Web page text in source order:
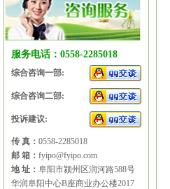
服务电话：0558-2285018
综合咨询一部:
综合咨询二部:
投诉建议:
传 真： 0558-2285018
邮 箱： fyipo@fyipo.com
地 址： 阜阳市颍州区润河路588号
华润阜阳中心B座商业办公楼2017